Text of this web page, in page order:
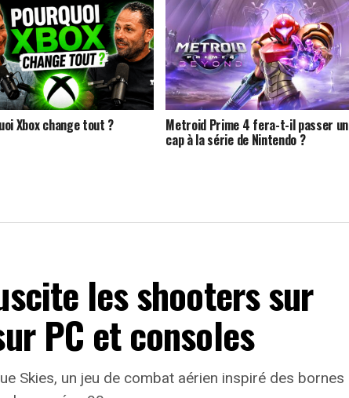
Xbox change tout ? Metroid Prime 4 fera-t-il passer un
cap à la série de Nintendo ?
les shooters sur
PC et consoles
Skies, un jeu de combat aérien inspiré des bornes